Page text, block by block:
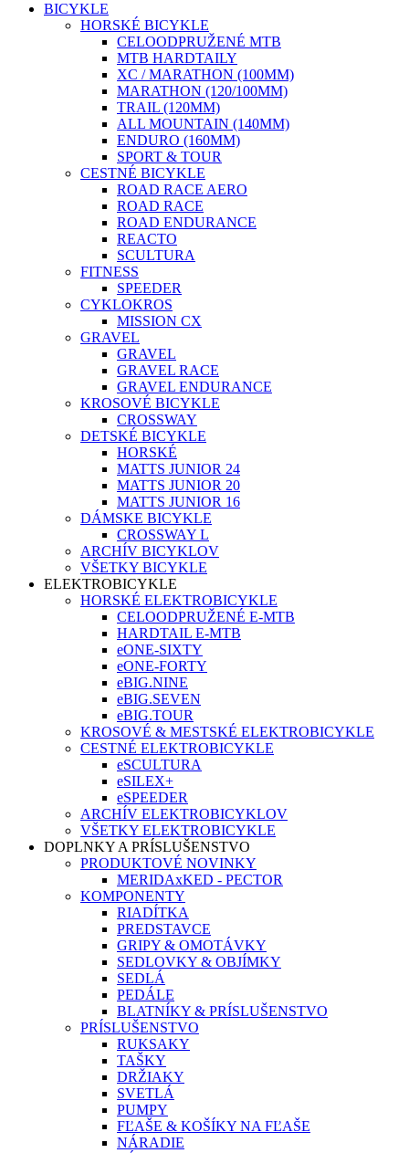
BICYKLE
HORSKÉ BICYKLE
CELOODPRUŽENÉ MTB
MTB HARDTAILY
XC / MARATHON (100MM)
MARATHON (120/100MM)
TRAIL (120MM)
ALL MOUNTAIN (140MM)
ENDURO (160MM)
SPORT & TOUR
CESTNÉ BICYKLE
ROAD RACE AERO
ROAD RACE
ROAD ENDURANCE
REACTO
SCULTURA
FITNESS
SPEEDER
CYKLOKROS
MISSION CX
GRAVEL
GRAVEL
GRAVEL RACE
GRAVEL ENDURANCE
KROSOVÉ BICYKLE
CROSSWAY
DETSKÉ BICYKLE
HORSKÉ
MATTS JUNIOR 24
MATTS JUNIOR 20
MATTS JUNIOR 16
DÁMSKE BICYKLE
CROSSWAY L
ARCHÍV BICYKLOV
VŠETKY BICYKLE
ELEKTROBICYKLE
HORSKÉ ELEKTROBICYKLE
CELOODPRUŽENÉ E-MTB
HARDTAIL E-MTB
eONE-SIXTY
eONE-FORTY
eBIG.NINE
eBIG.SEVEN
eBIG.TOUR
KROSOVÉ & MESTSKÉ ELEKTROBICYKLE
CESTNÉ ELEKTROBICYKLE
eSCULTURA
eSILEX+
eSPEEDER
ARCHÍV ELEKTROBICYKLOV
VŠETKY ELEKTROBICYKLE
DOPLNKY A PRÍSLUŠENSTVO
PRODUKTOVÉ NOVINKY
MERIDAxKED - PECTOR
KOMPONENTY
RIADÍTKA
PREDSTAVCE
GRIPY & OMOTÁVKY
SEDLOVKY & OBJÍMKY
SEDLÁ
PEDÁLE
BLATNÍKY & PRÍSLUŠENSTVO
PRÍSLUŠENSTVO
RUKSAKY
TAŠKY
DRŽIAKY
SVETLÁ
PUMPY
FĽAŠE & KOŠÍKY NA FĽAŠE
NÁRADIE